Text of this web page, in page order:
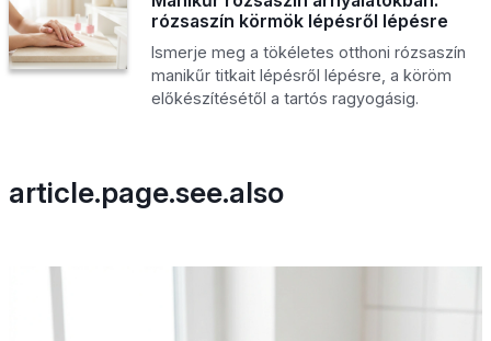
rózsaszín körmök lépésről lépésre
Ismerje meg a tökéletes otthoni rózsaszín
manikűr titkait lépésről lépésre, a köröm
előkészítésétől a tartós ragyogásig.
article.page.see.also